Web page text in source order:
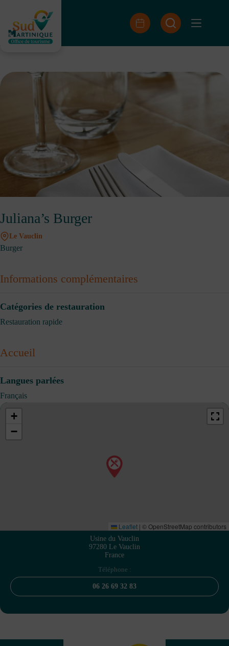
contenu
Juliana’s Burger
Le Vauclin
Burger
Informations complémentaires
Catégories de restauration
Restauration rapide
Accueil
Langues parlées
Français
+
−
Leaflet | © OpenStreetMap contributors
Usine du Vauclin
97280 Le Vauclin
France
Téléphone :
06 26 69 32 83